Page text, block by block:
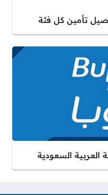
تأمين كل فئة
العربية السعودية